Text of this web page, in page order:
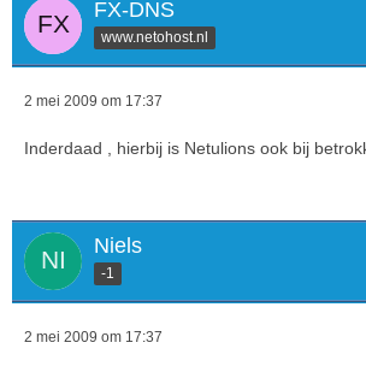
FX-DNS
www.netohost.nl
2 mei 2009 om 17:37
Inderdaad , hierbij is Netulions ook bij
Niels
-1
2 mei 2009 om 17:37